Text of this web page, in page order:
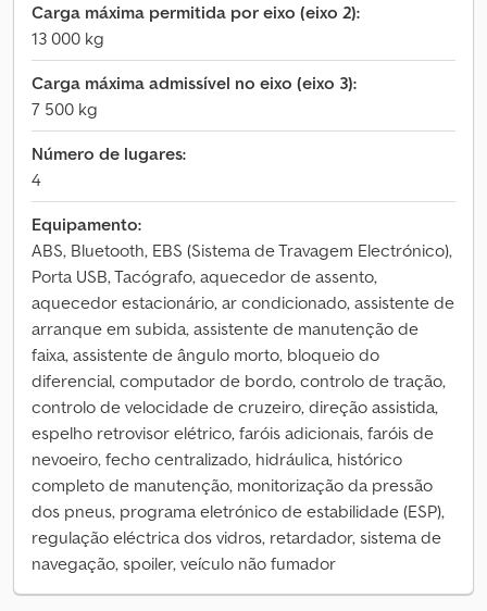
Carga máxima permitida por eixo (eixo 2):
13 000 kg
Carga máxima admissível no eixo (eixo 3):
7 500 kg
Número de lugares:
4
Equipamento:
ABS, Bluetooth, EBS (Sistema de Travagem Electrónico),
Porta USB, Tacógrafo, aquecedor de assento,
aquecedor estacionário, ar condicionado, assistente de
arranque em subida, assistente de manutenção de
faixa, assistente de ângulo morto, bloqueio do
diferencial, computador de bordo, controlo de tração,
controlo de velocidade de cruzeiro, direção assistida,
espelho retrovisor elétrico, faróis adicionais, faróis de
nevoeiro, fecho centralizado, hidráulica, histórico
completo de manutenção, monitorização da pressão
dos pneus, programa eletrónico de estabilidade (ESP),
regulação eléctrica dos vidros, retardador, sistema de
navegação, spoiler, veículo não fumador